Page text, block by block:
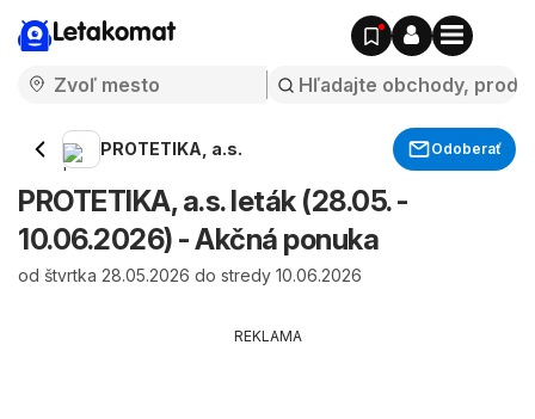
Letakomat
PROTETIKA, a.s. Odoberať
PROTETIKA, a.s. leták (28.05. -
10.06.2026) - Akčná ponuka
od štvrtka 28.05.2026 do stredy 10.06.2026
REKLAMA